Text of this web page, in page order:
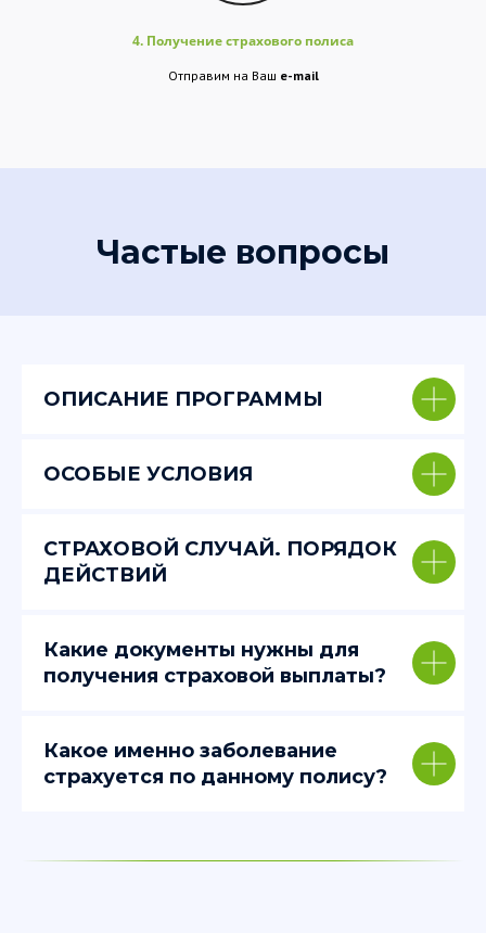
4. Получение страхового полиса
Отправим на Ваш e-mail
Частые вопросы
ОПИСАНИЕ ПРОГРАММЫ
ОСОБЫЕ УСЛОВИЯ
СТРАХОВОЙ СЛУЧАЙ. ПОРЯДОК
ДЕЙСТВИЙ
Какие документы нужны для
получения страховой выплаты?
Какое именно заболевание
страхуется по данному полису?